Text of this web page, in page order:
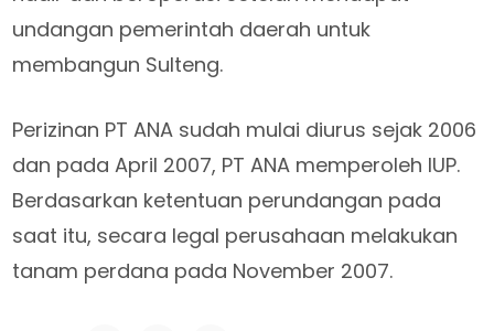
undangan pemerintah daerah untuk
membangun Sulteng.
Perizinan PT ANA sudah mulai diurus sejak 2006
dan pada April 2007, PT ANA memperoleh IUP.
Berdasarkan ketentuan perundangan pada
saat itu, secara legal perusahaan melakukan
tanam perdana pada November 2007.